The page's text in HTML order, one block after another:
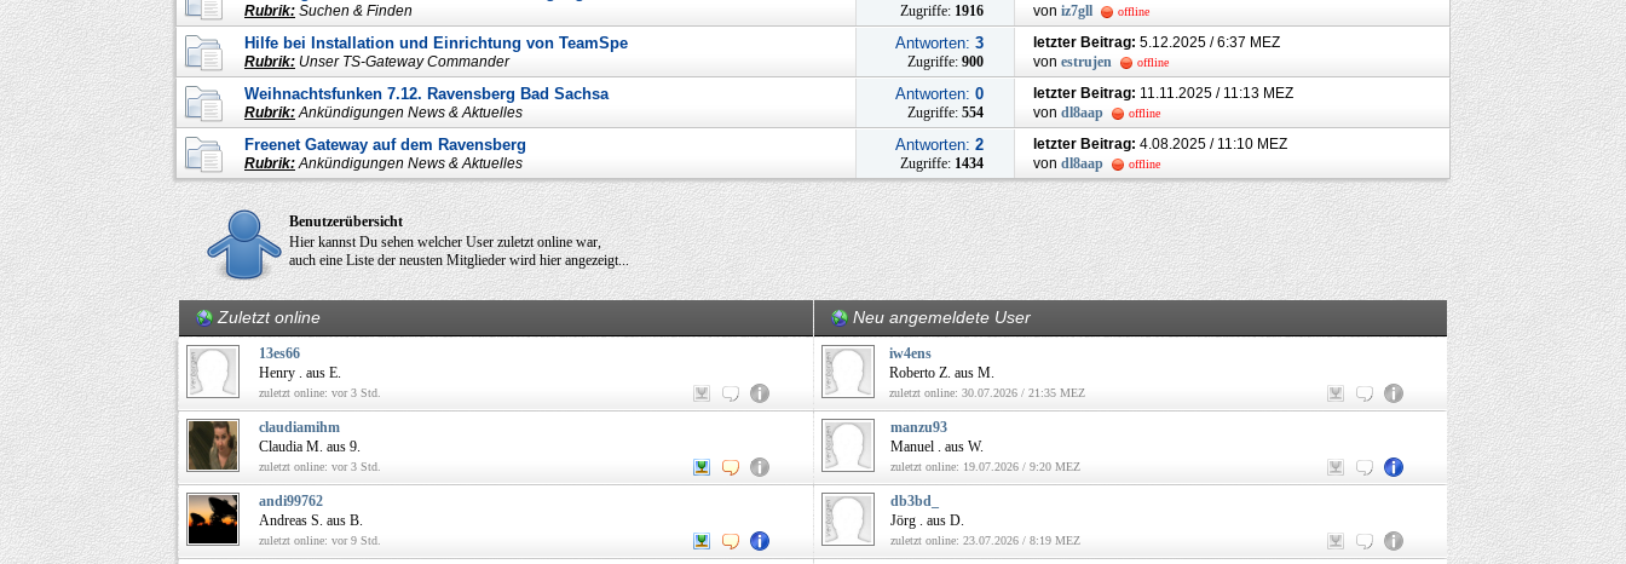
Rubrik: Suchen & Finden Zugriffe: 1916
von iz7gll offline
Hilfe bei Installation und Einrichtung von TeamSpe
Rubrik: Unser TS-Gateway Commander
Antworten: 3
Zugriffe: 900
letzter Beitrag: 5.12.2025 / 6:37 MEZ
von estrujen offline
Weihnachtsfunken 7.12. Ravensberg Bad Sachsa
Rubrik: Ankündigungen News & Aktuelles
Antworten: 0
Zugriffe: 554
letzter Beitrag: 11.11.2025 / 11:13 MEZ
von dl8aap offline
Freenet Gateway auf dem Ravensberg
Rubrik: Ankündigungen News & Aktuelles
Antworten: 2
Zugriffe: 1434
letzter Beitrag: 4.08.2025 / 11:10 MEZ
von dl8aap offline
Benutzerübersicht
Hier kannst Du sehen welcher User zuletzt online war,
auch eine Liste der neusten Mitglieder wird hier angezeigt...
Zuletzt online Neu angemeldete User
13es66
Henry . aus E.
zuletzt online: vor 3 Std.
iw4ens
Roberto Z. aus M.
zuletzt online: 30.07.2026 / 21:35 MEZ
claudiamihm
Claudia M. aus 9.
zuletzt online: vor 3 Std.
manzu93
Manuel . aus W.
zuletzt online: 19.07.2026 / 9:20 MEZ
andi99762
Andreas S. aus B.
zuletzt online: vor 9 Std.
db3bd_
Jörg . aus D.
zuletzt online: 23.07.2026 / 8:19 MEZ